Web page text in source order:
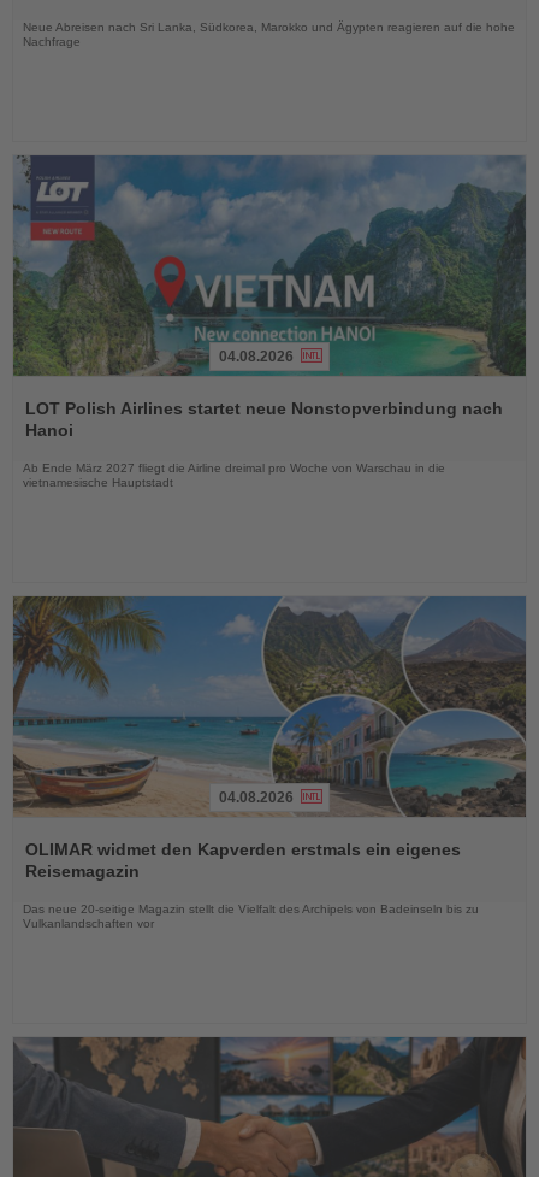
Neue Abreisen nach Sri Lanka, Südkorea, Marokko und Ägypten reagieren auf die hohe
Nachfrage
Sie
die
04.08.2026
LOT Polish Airlines startet neue Nonstopverbindung nach
Hanoi
Ab Ende März 2027 fliegt die Airline dreimal pro Woche von Warschau in die
vietnamesische Hauptstadt
Sie
die
Nachrichten
04.08.2026
OLIMAR widmet den Kapverden erstmals ein eigenes
Reisemagazin
Das neue 20-seitige Magazin stellt die Vielfalt des Archipels von Badeinseln bis zu
Vulkanlandschaften vor